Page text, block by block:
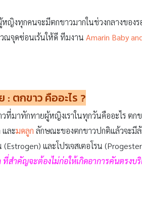
ญิงทุกคนจะมีตกขาวมากในช่วงกลางของ
ณจุดซ่อนเร้นให้ดี ทีมงาน Amarin Baby
: ตกขาว คืออะไร ?
มาทักทายผู้หญิงเราในทุกวันคืออะไร ตก
และมดลูก ลักษณะของตกขาวปกติแล้วจะมี
และโปรเจสเตอโรน
สำคัญจะต้องไม่ก่อให้เกิดอาการคันตรงบ